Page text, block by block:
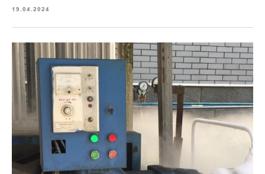
19.04.2024